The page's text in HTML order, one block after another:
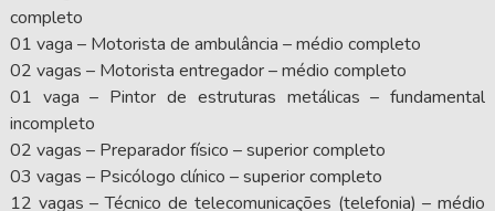
completo
01 vaga – Motorista de ambulância – médio completo
02 vagas – Motorista entregador – médio completo
01 vaga – Pintor de estruturas metálicas – fundamental
incompleto
02 vagas – Preparador físico – superior completo
03 vagas – Psicólogo clínico – superior completo
12 vagas – Técnico de telecomunicações (telefonia) – médio